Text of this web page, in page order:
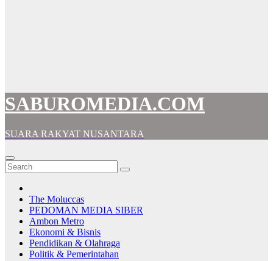
SABUROMEDIA.COM
SUARA RAKYAT NUSANTARA
The Moluccas
PEDOMAN MEDIA SIBER
Ambon Metro
Ekonomi & Bisnis
Pendidikan & Olahraga
Politik & Pemerintahan